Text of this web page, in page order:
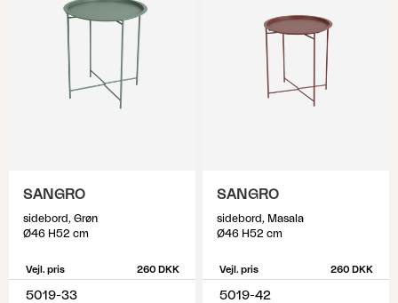
SANGRO
sidebord, Grøn
Ø46 H52 cm
Vejl. pris 260 DKK
5019-33
SANGRO
sidebord, Masala
Ø46 H52 cm
Vejl. pris 260 DKK
5019-42